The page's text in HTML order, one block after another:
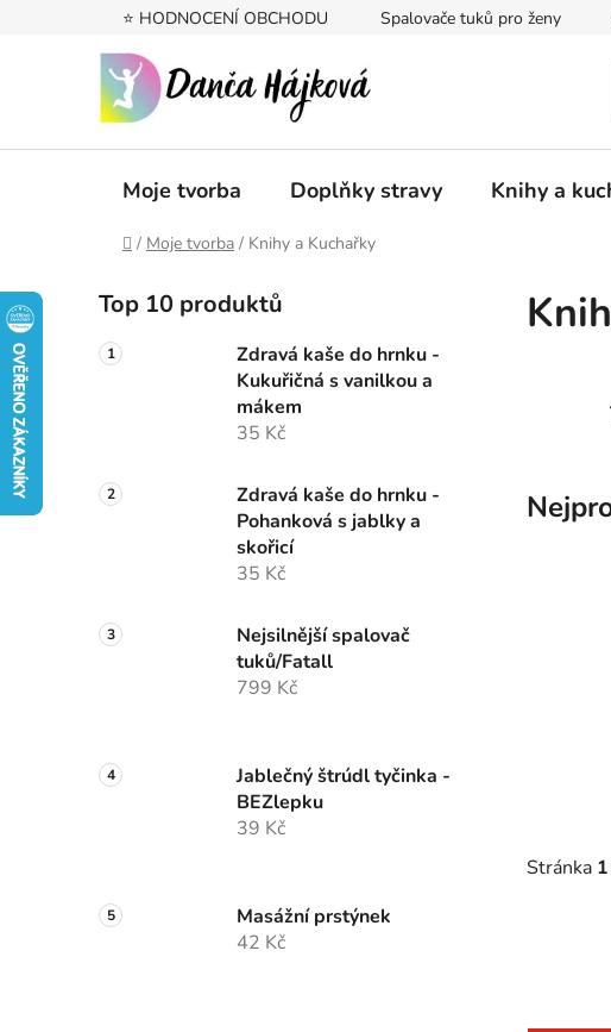
⭐️ HODNOCENÍ OBCHODU Spalovače tuků pro ženy
Moje tvorba Doplňky stravy Knihy a
Domů
/ Moje tvorba / Knihy a Kuchařky
o
s
t
n
n
e
Top 10 produktů
Zdravá kaše do hrnku -
Kukuřičná s vanilkou a
mákem
35 Kč
Zdravá kaše do hrnku -
Pohanková s jablky a
skořicí
35 Kč
Nejsilnější spalovač
tuků/Fatall
799 Kč
Jablečný štrúdl tyčinka -
BEZlepku
39 Kč
Masážní prstýnek
42 Kč
Stránka 1